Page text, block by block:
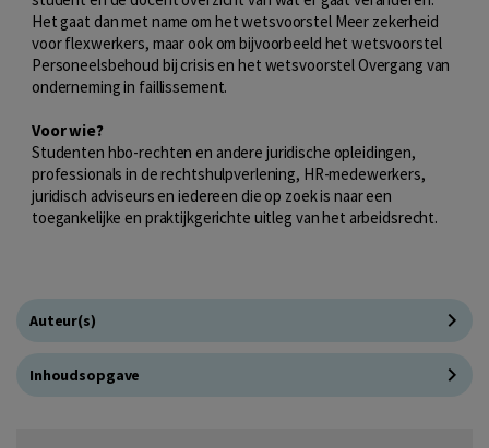
Het gaat dan met name om het wetsvoorstel Meer zekerheid
voor flexwerkers, maar ook om bijvoorbeeld het wetsvoorstel
Personeelsbehoud bij crisis en het wetsvoorstel Overgang van
onderneming in faillissement.
Voor wie?
Studenten hbo-rechten en andere juridische opleidingen,
professionals in de rechtshulpverlening, HR-medewerkers,
juridisch adviseurs en iedereen die op zoek is naar een
toegankelijke en praktijkgerichte uitleg van het arbeidsrecht.
Auteur(s)
Inhoudsopgave